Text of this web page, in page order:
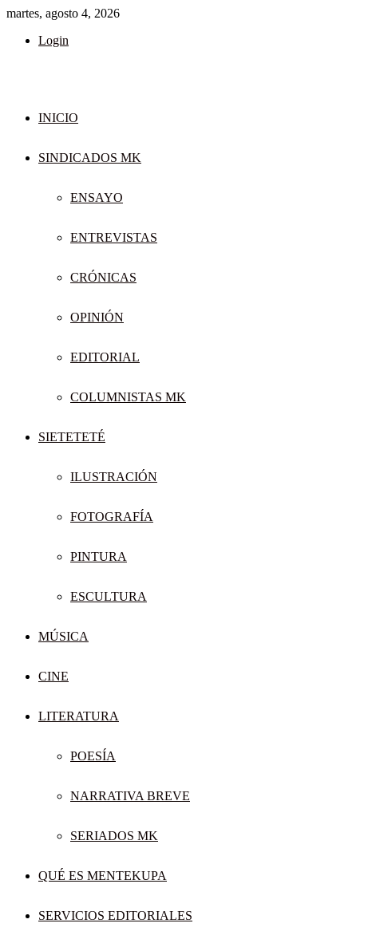
martes, agosto 4, 2026
Login
INICIO
SINDICADOS MK
ENSAYO
ENTREVISTAS
CRÓNICAS
OPINIÓN
EDITORIAL
COLUMNISTAS MK
SIETETETÉ
ILUSTRACIÓN
FOTOGRAFÍA
PINTURA
ESCULTURA
MÚSICA
CINE
LITERATURA
POESÍA
NARRATIVA BREVE
SERIADOS MK
QUÉ ES MENTEKUPA
SERVICIOS EDITORIALES